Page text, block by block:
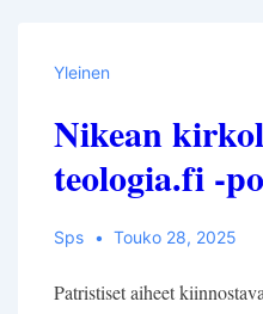
päivät
Yleinen
Nikean
teologia.fi -
Sps Touko 28, 2025
Patristiset aiheet